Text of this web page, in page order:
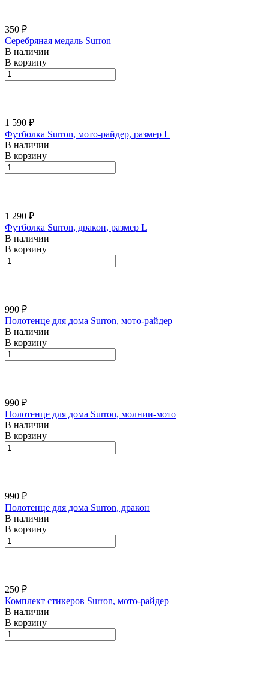
350 ₽
Серебряная медаль Surron
В наличии
В корзину
1 590 ₽
Футболка Surron, мото-райдер, размер L
В наличии
В корзину
1 290 ₽
Футболка Surron, дракон, размер L
В наличии
В корзину
990 ₽
Полотенце для дома Surron, мото-райдер
В наличии
В корзину
990 ₽
Полотенце для дома Surron, молнии-мото
В наличии
В корзину
990 ₽
Полотенце для дома Surron, дракон
В наличии
В корзину
250 ₽
Комплект стикеров Surron, мото-райдер
В наличии
В корзину